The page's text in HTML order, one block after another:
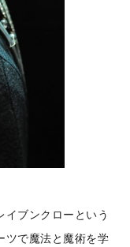
イブンクローという
ツで魔法と魔術を学